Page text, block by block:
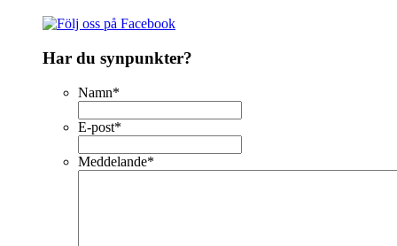
Har du synpunkter?
Namn*
E-post*
Meddelande*